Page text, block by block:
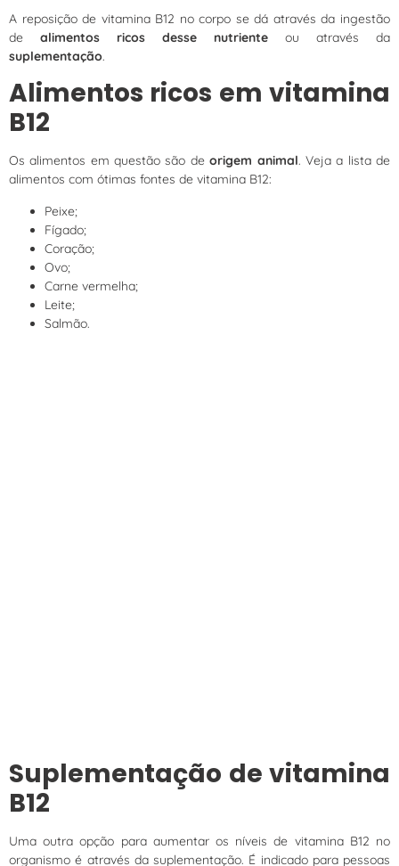
A reposição de vitamina B12 no corpo se dá através da ingestão
de alimentos ricos desse nutriente ou através da
suplementação.
Alimentos ricos em vitamina
B12
Os alimentos em questão são deorigem animal. Veja a lista de
alimentos com ótimas fontes de vitamina B12:
Peixe;
Fígado;
Coração;
Ovo;
Carne vermelha;
Leite;
Salmão.
Suplementação de vitamina
B12
Uma outra opção para aumentar os níveis de vitamina B12 no
organismo é através da suplementação. É indicado para pessoas